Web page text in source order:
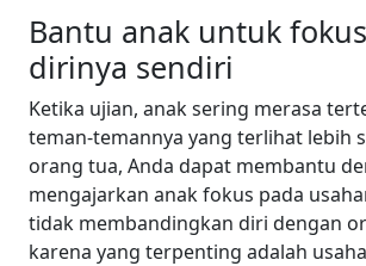
Bantu anak untuk
dirinya sendiri
Ketika ujian, anak sering merasa
teman-temannya yang terlihat lebih
orang tua, Anda dapat membantu
mengajarkan anak fokus pada
tidak membandingkan diri dengan
karena yang terpenting adalah